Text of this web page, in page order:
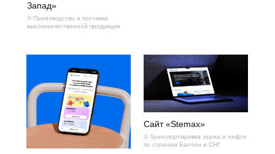
Запад»
© Производство и поставка
высококачественной продукции
Сайт «Stemax»
© Транспортировка зерна и нефти
по странам Балтии и СНГ